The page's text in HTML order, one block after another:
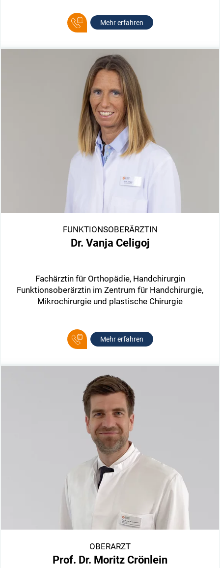
Mehr erfahren
FUNKTIONSOBERÄRZTIN
Dr. Vanja Celigoj
Fachärztin für Orthopädie, Handchirurgin
Funktionsoberärztin im Zentrum für Handchirurgie,
Mikrochirurgie und plastische Chirurgie
Mehr erfahren
OBERARZT
Prof. Dr. Moritz Crönlein